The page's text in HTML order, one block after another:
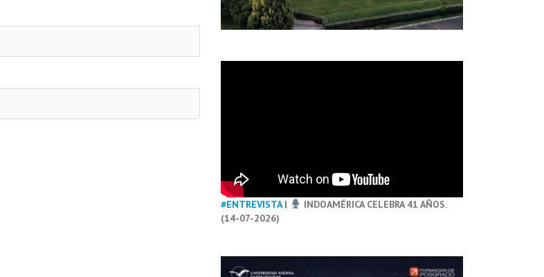
#ENTREVISTA|
INDOAMÉRICA CELEBRA 41 AÑOS.
(14-07-2026)